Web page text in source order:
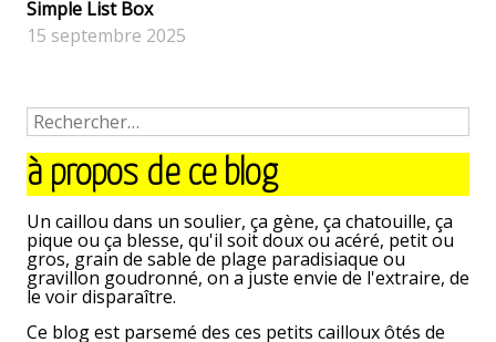
Simple List Box
15 septembre 2025
article
précédent
<
précédent
à propos de ce blog
Un caillou dans un soulier, ça gène, ça chatouille, ça
pique ou ça blesse, qu'il soit doux ou acéré, petit ou
gros, grain de sable de plage paradisiaque ou
gravillon goudronné, on a juste envie de l'extraire, de
le voir disparaître.
Ce blog est parsemé des ces petits cailloux ôtés de